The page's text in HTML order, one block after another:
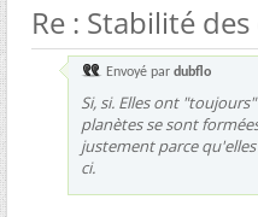
Re : Stabilité
Envoyé par dubflo
Si, si. Elles ont
planètes se sont
justement parce
ci.